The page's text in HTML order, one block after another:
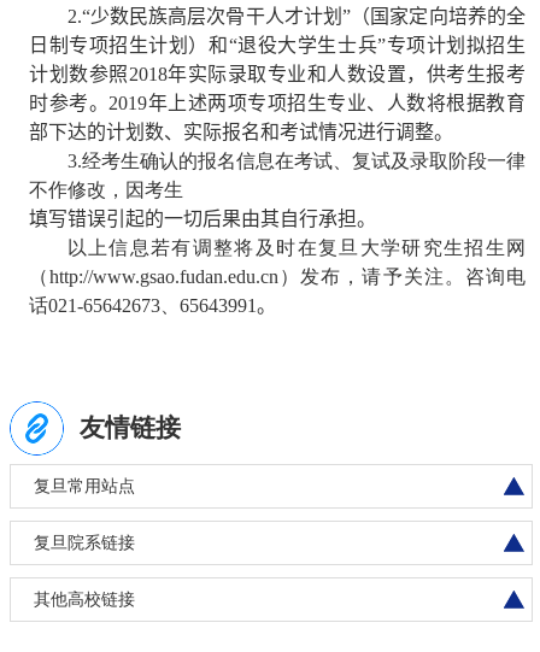
2.“少数民族高层次骨干人才计划”（国家定向培养的全
日制专项招生计划）和“退役大学生士兵”专项计划拟招生
计划数参照2018年实际录取专业和人数设置，供考生报考
时参考。 2019年上述两项专项招生专业、人数将根据教育
部下达的计划数、实际报名和考试情况进行调整。
3.经考生确认的报名信息在考试、复试及录取阶段一律
不作修改，因考生
填写错误引起的一切后果由其自行承担。
以上信息若有调整将及时在复旦大学研究生招生网
（http://www.gsao.fudan.edu.cn ）发布，请予关注。咨询电
话021-65642673 65643991。
友情链接
复旦常用站点
复旦院系链接
其他高校链接